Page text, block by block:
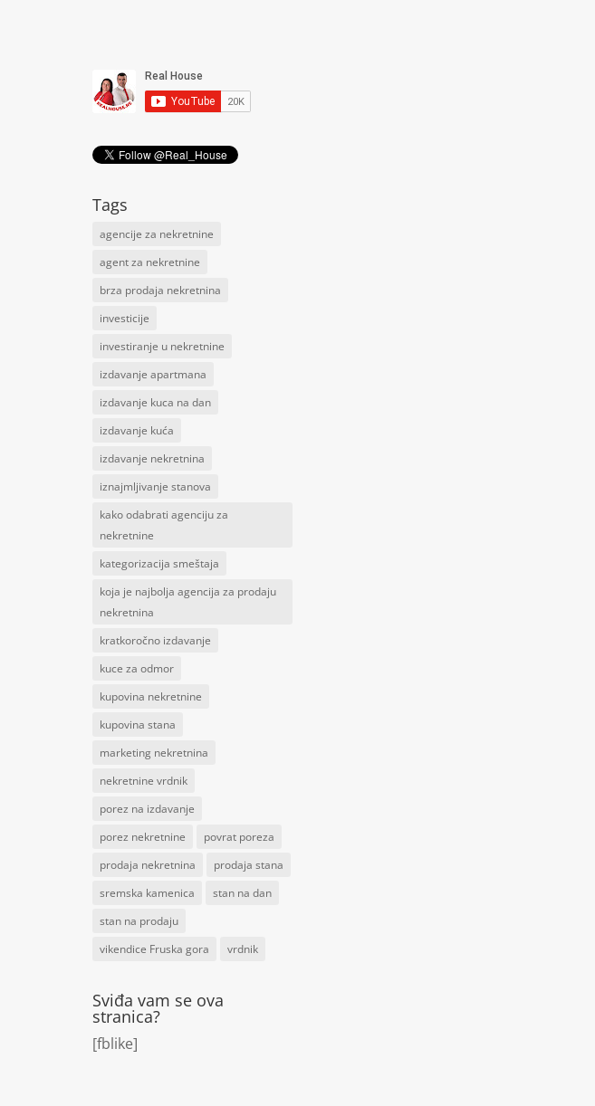
Tags
agencije za nekretnine
agent za nekretnine
brza prodaja nekretnina
investicije
investiranje u nekretnine
izdavanje apartmana
izdavanje kuca na dan
izdavanje kuća
izdavanje nekretnina
iznajmljivanje stanova
kako odabrati agenciju za
nekretnine
kategorizacija smeštaja
koja je najbolja agencija za prodaju
nekretnina
kratkoročno izdavanje
kuce za odmor
kupovina nekretnine
kupovina stana
marketing nekretnina
nekretnine vrdnik
porez na izdavanje
porez nekretnine
povrat poreza
prodaja nekretnina
prodaja stana
sremska kamenica
stan na dan
stan na prodaju
vikendice Fruska gora
vrdnik
Sviđa vam se ova
stranica?
[fblike]